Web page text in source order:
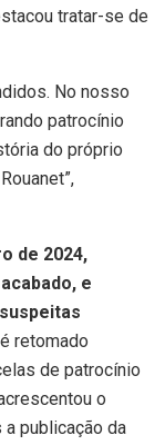
tratar-se de
No nosso
patrocínio
do próprio
de 2024,
e
retomado
de patrocínio
o
a publicação da